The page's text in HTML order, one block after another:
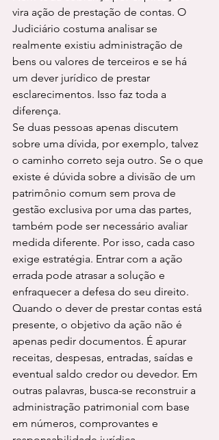
vira ação de prestação de contas. O
Judiciário costuma analisar se
realmente existiu administração de
bens ou valores de terceiros e se há
um dever jurídico de prestar
esclarecimentos. Isso faz toda a
diferença.
Se duas pessoas apenas discutem
sobre uma dívida, por exemplo, talvez
o caminho correto seja outro. Se o que
existe é dúvida sobre a divisão de um
patrimônio comum sem prova de
gestão exclusiva por uma das partes,
também pode ser necessário avaliar
medida diferente. Por isso, cada caso
exige estratégia. Entrar com a ação
errada pode atrasar a solução e
enfraquecer a defesa do seu direito.
Quando o dever de prestar contas está
presente, o objetivo da ação não é
apenas pedir documentos. É apurar
receitas, despesas, entradas, saídas e
eventual saldo credor ou devedor. Em
outras palavras, busca-se reconstruir a
administração patrimonial com base
em números, comprovantes e